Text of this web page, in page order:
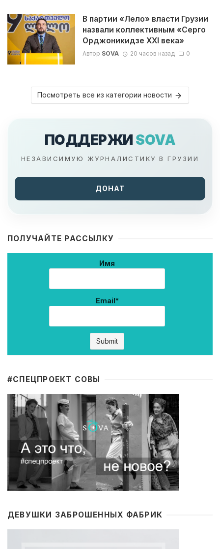
В партии «Лело» власти Грузии
назвали коллективным «Серго
Орджоникидзе XXI века»
Автор SOVA 20 часов назад 0
Посмотреть все из категории новости
ПОДДЕРЖИ SOVA
НЕЗАВИСИМУЮ ЖУРНАЛИСТИКУ В ГРУЗИИ
ДОНАТ
ПОЛУЧАЙТЕ РАССЫЛКУ
Имя
Email*
#CПЕЦПРОЕКТ СОВЫ
ДЕВУШКИ ЗАБРОШЕННЫХ ФАБРИК